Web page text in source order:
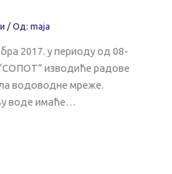
/ Од: maja
2017. у периоду од 08-
изводиће радове
водоводне мреже.
воде имаће…